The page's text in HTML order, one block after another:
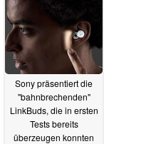
Sony präsentiert die
"bahnbrechenden"
LinkBuds, die in ersten
Tests bereits
überzeugen konnten